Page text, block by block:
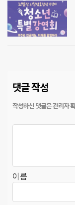
댓글 작성
이름